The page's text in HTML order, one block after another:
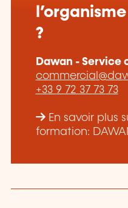
?
Dawan - Service
+33 9 72 37 73 73
En savoir plus
formation: